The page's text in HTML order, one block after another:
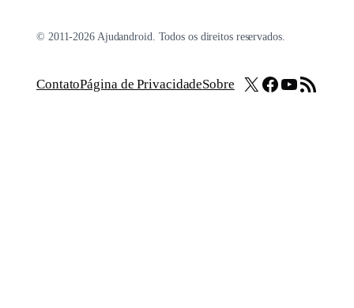
© 2011-2026 Ajudandroid. Todos os direitos reservados.
ContatoPágina de PrivacidadeSobre X Facebook
Youtube
Feed RSS